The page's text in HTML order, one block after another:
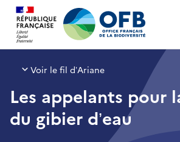
Office français de
Voir le fil d’Ariane
Les appelants pour
du gibier d’eau
Panneau de gestion des cookies